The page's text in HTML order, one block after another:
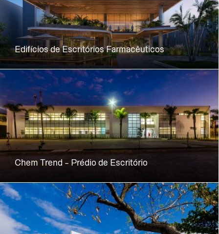
Edifícios de Escritórios Farmacêuticos
Chem Trend - Prédio de Escritório